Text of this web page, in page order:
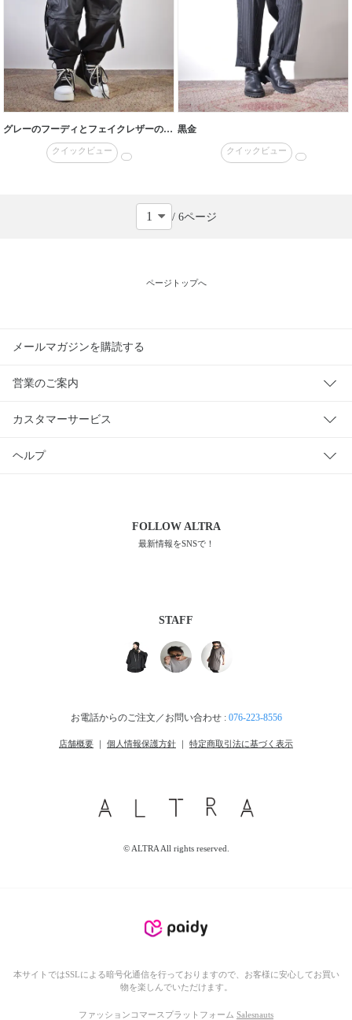
グレーのフーディとフェイクレザーの質感
クイックビュー
黒金
クイックビュー
/ 6ページ
ページトップへ
メールマガジンを購読する
営業のご案内
カスタマーサービス
ヘルプ
FOLLOWALTRA
最新情報をSNSで！
STAFF
お電話からのご注文／お問い合わせ : 076-223-8556
店舗概要 ｜ 個人情報保護方針 ｜ 特定商取引法に基づく表示
© ALTRA All rights reserved.
本サイトではSSLによる暗号化通信を行っておりますので、お客様に安心してお買い
物を楽しんでいただけます。
ファッションコマースプラットフォーム Salesnauts